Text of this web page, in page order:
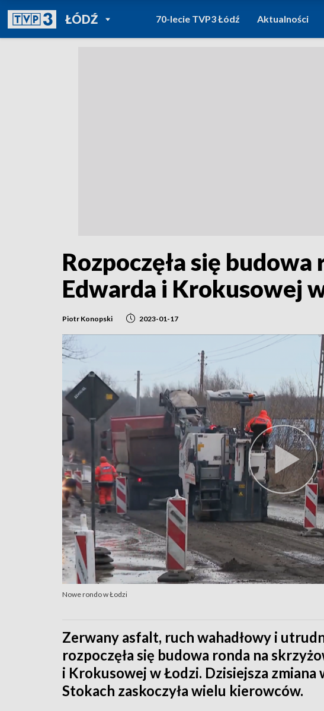
ŁÓDŹPOWRÓT DO
TVP REGIONY
70-lecie TVP3 Łódź Aktualności
Rozpoczęła się
Edwarda i Krokusowej
Piotr Konopski 2023-01-17
Nowe rondo w Łodzi
Zerwany asfalt, ruch wahadłowy i
rozpoczęła się budowa ronda na
i Krokusowej w Łodzi. Dzisiejsza zmiana
Stokach zaskoczyła wielu kierowców.